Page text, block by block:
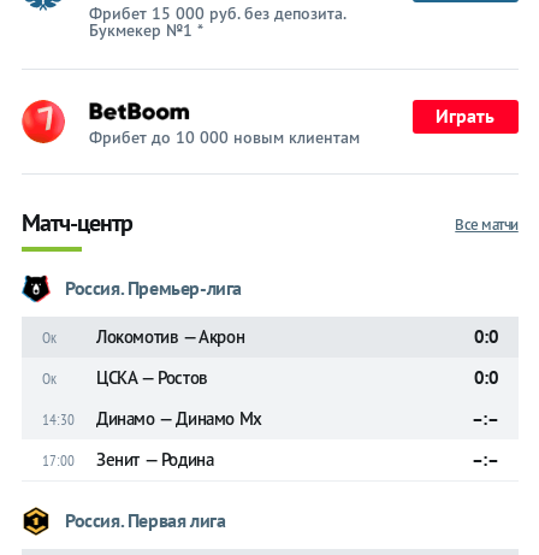
Фрибет 15 000 руб. без депозита.
Букмекер №1 *
Фрибет до 10 000 новым клиентам
Играть
Все матчи
Матч-центр
Россия. Премьер-лига
Ок Локомотив — Акрон 0:0
Ок ЦСКА — Ростов 0:0
14:30 Динамо — Динамо Мх –:–
17:00 Зенит — Родина –:–
Россия. Первая лига